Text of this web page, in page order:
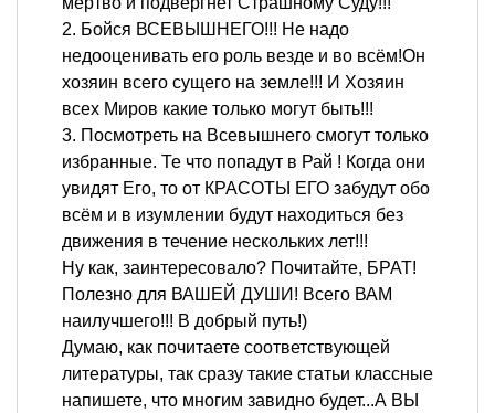
2. Бойся ВСЕВЫШНЕГО!!! Не надо
недооценивать его роль везде и во всём!Он
хозяин всего сущего на земле!!! И Хозяин
всех Миров какие только могут быть!!!
3. Посмотреть на Всевышнего смогут только
избранные. Те что попадут в Рай ! Когда они
увидят Его, то от КРАСОТЫ ЕГО забудут обо
всём и в изумлении будут находиться без
движения в течение нескольких лет!!!
Ну как, заинтересовало? Почитайте, БРАТ!
Полезно для ВАШЕЙ ДУШИ! Всего ВАМ
наилучшего!!! В добрый путь!)
Думаю, как почитаете соответствующей
литературы, так сразу такие статьи классные
напишете, что многим завидно будет...А ВЫ